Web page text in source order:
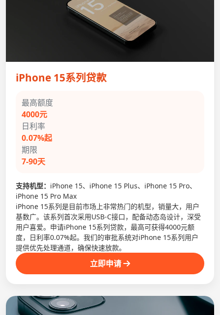
iPhone 15系列贷款
最高额度
4000元
日利率
0.07%起
期限
7-90天
支持机型： iPhone 15、iPhone 15 Plus、iPhone 15 Pro、
iPhone 15 Pro Max
iPhone 15系列是目前市场上非常热门的机型，销量大，用户
基数广。该系列首次采用USB-C接口，配备动态岛设计，深受
用户喜爱。申请iPhone 15系列贷款，最高可获得4000元额
度，日利率0.07%起。我们的审批系统对iPhone 15系列用户
提供优先处理通道，确保快速放款。
立即申请